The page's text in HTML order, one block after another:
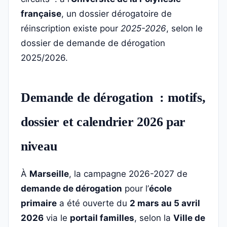
française, un dossier dérogatoire de
réinscription existe pour 2025-2026, selon le
dossier de demande de dérogation
2025/2026.
Demande de dérogation : motifs,
dossier et calendrier 2026 par
niveau
À Marseille, la campagne 2026-2027 de
demande de dérogation pour l’école
primaire a été ouverte du 2 mars au 5 avril
2026 via le portail familles, selon la Ville de